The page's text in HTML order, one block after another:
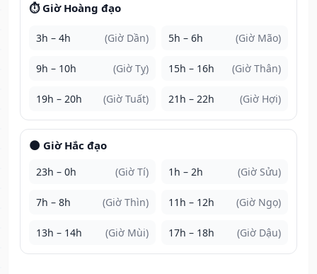
⏱️ Giờ Hoàng đạo
3h – 4h (Giờ Dần) 5h – 6h (Giờ Mão)
9h – 10h (Giờ Tỵ) 15h – 16h (Giờ Thân)
19h – 20h (Giờ Tuất) 21h – 22h (Giờ Hợi)
🌑 Giờ Hắc đạo
23h – 0h (Giờ Tí) 1h – 2h (Giờ Sửu)
7h – 8h (Giờ Thìn) 11h – 12h (Giờ Ngọ)
13h – 14h (Giờ Mùi) 17h – 18h (Giờ Dậu)